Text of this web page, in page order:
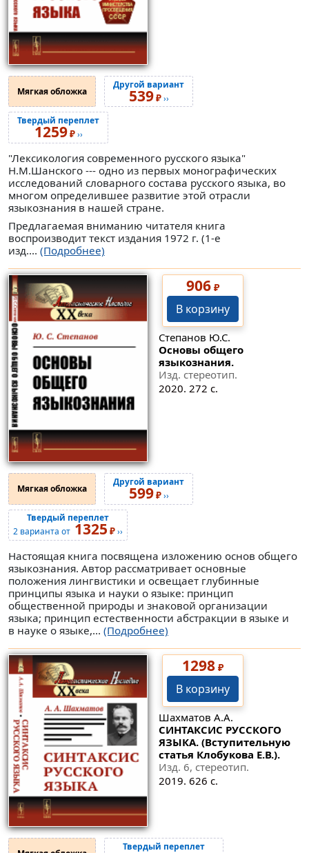
Мягкая обложка
Другой вариант
539₽››
Твердый переплет
1259₽››
"Лексикология современного русского языка"
Н.М.Шанского --- одно из первых монографических
исследований словарного состава русского языка, во
многом определившее развитие этой отрасли
языкознания в нашей стране.
Предлагаемая вниманию читателя книга
воспроизводит текст издания 1972 г. (1-е
изд.... (Подробнее)
906₽
В корзину
Степанов Ю.С.
Основы общего
языкознания.
Изд. стереотип.
2020. 272 с.
Мягкая обложка
Другой вариант
599₽››
Твердый переплет
2 варианта от 1325 ₽››
Настоящая книга посвящена изложению основ общего
языкознания. Автор рассматривает основные
положения лингвистики и освещает глубинные
принципы языка и науки о языке: принцип
общественной природы и знаковой организации
языка; принцип естественности абстракции в языке и
в науке о языке,... (Подробнее)
1298₽
В корзину
Шахматов А.А.
СИНТАКСИС РУССКОГО
ЯЗЫКА. (Вступительную
статья Клобукова Е.В.).
Изд. 6, стереотип.
2019. 626 с.
Твердый переплет